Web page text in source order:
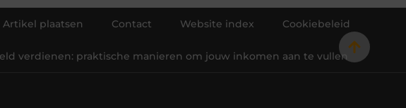
Artikel plaatsen Contact Website index Cookiebeleid
verdienen: praktische manieren om jouw inkomen aan te vullen